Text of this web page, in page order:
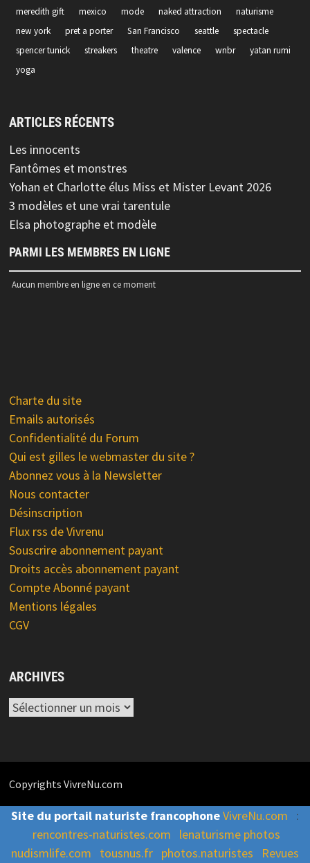
meredith gift
mexico mode naked attraction
naturisme
new york
pret a porter San Francisco seattle
spectacle
spencer tunick
streakers theatre valence wnbr
yatan rumi
yoga
ARTICLES RÉCENTS
Les innocents
Fantômes et monstres
Yohan et Charlotte élus Miss et Mister Levant 2026
3 modèles et une vrai tarentule
Elsa photographe et modèle
PARMI LES MEMBRES EN LIGNE
Aucun membre en ligne en ce moment
Charte du site
Emails autorisés
Confidentialité du Forum
Qui est gilles le webmaster du site ?
Abonnez vous à la Newsletter
Nous contacter
Désinscription
Flux rss de Vivrenu
Souscrire abonnement payant
Droits accès abonnement payant
Compte Abonné payant
Mentions légales
CGV
ARCHIVES
Archives
Copyrights VivreNu.com
Site du portail naturiste francophoneVivreNu.com :
rencontres-naturistes.com
lenaturisme photos
nudismlife.com
tousnus.fr photos.naturistes Revues